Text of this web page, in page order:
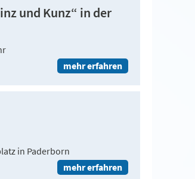
und Kunz“ in der
mehr erfahren
in Paderborn
mehr erfahren